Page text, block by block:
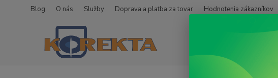
Blog O nás Služby Doprava a platba za tovar Hodnotenia zákazníkov